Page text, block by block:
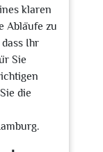
klaren
Abläufe zu
Ihr
Sie
die